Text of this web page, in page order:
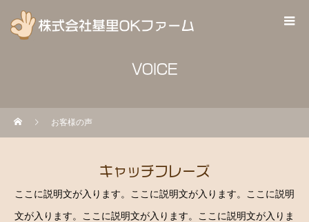
VOICE
お客様の声
キャッチフレーズ
ここに説明文が入ります。ここに説明文が入ります。ここに説明
文が入ります。ここに説明文が入ります。ここに説明文が入りま